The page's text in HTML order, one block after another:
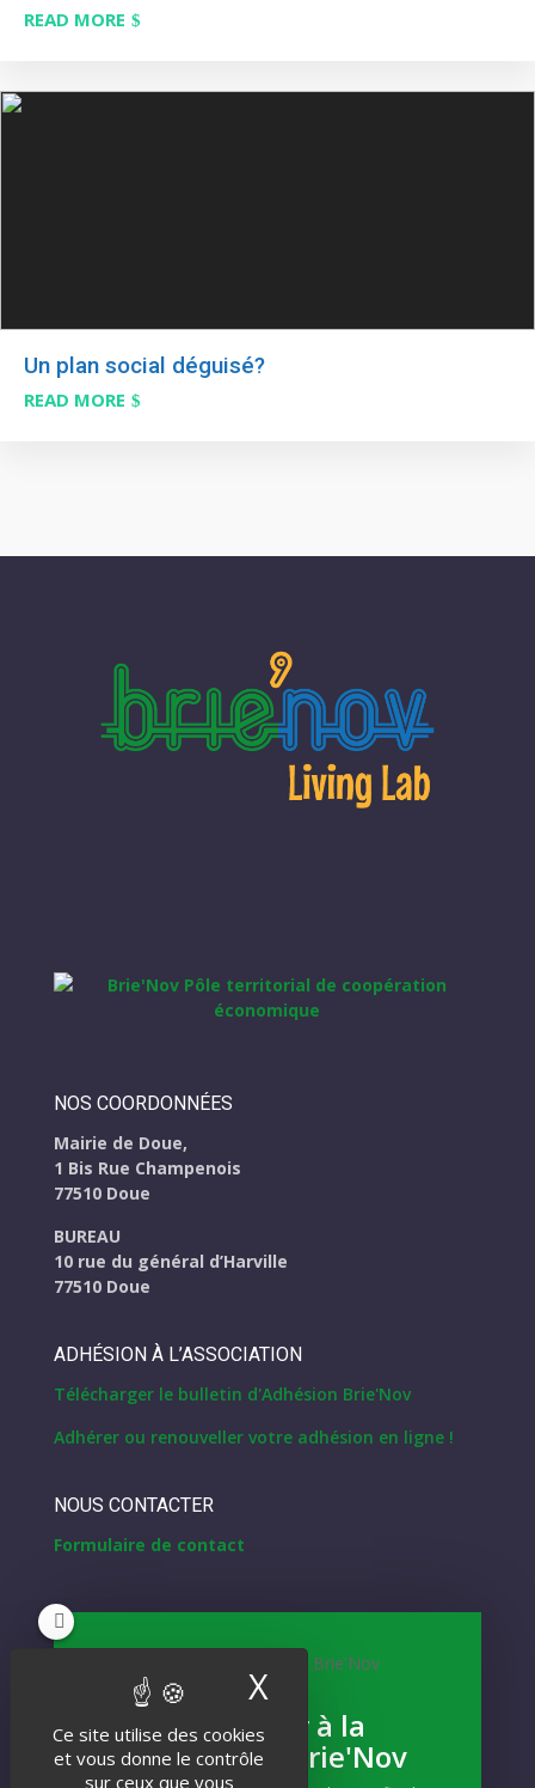
Ce site utilise des cookies
et vous donne le contrôle
sur ceux que vous
X Masquer le
READ MORE
Un plan social déguisé?
READ MORE
NOS COORDONNÉES
Mairie de Doue,
1 Bis Rue Champenois
77510 Doue
BUREAU
10 rue du général d’Harville
77510 Doue
ADHÉSION À L’ASSOCIATION
Télécharger le bulletin d'Adhésion Brie'Nov
Adhérer ou renouveller votre adhésion en ligne !
NOUS CONTACTER
Formulaire de contact
NEWSLETTER
Inscrivez-vous
Et recevez notre actualité !
S'abonner à la
Newsletter Brie'Nov